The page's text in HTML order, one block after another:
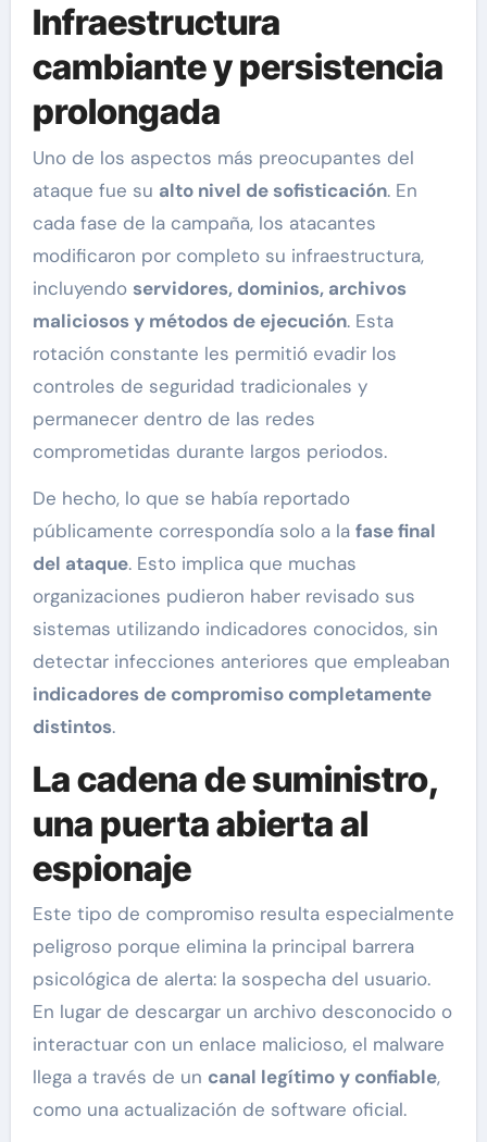
Infraestructura
cambiante y persistencia
prolongada
Uno de los aspectos más preocupantes del
ataque fue su alto nivel de sofisticación. En
cada fase de la campaña, los atacantes
modificaron por completo su infraestructura,
incluyendo servidores, dominios, archivos
maliciosos y métodos de ejecución. Esta
rotación constante les permitió evadir los
controles de seguridad tradicionales y
permanecer dentro de las redes
comprometidas durante largos periodos.
De hecho, lo que se había reportado
públicamente correspondía solo a la fase final
del ataque. Esto implica que muchas
organizaciones pudieron haber revisado sus
sistemas utilizando indicadores conocidos, sin
detectar infecciones anteriores que empleaban
indicadores de compromiso completamente
distintos.
La cadena de suministro,
una puerta abierta al
espionaje
Este tipo de compromiso resulta especialmente
peligroso porque elimina la principal barrera
psicológica de alerta: la sospecha del usuario.
En lugar de descargar un archivo desconocido o
interactuar con un enlace malicioso, el malware
llega a través de un canal legítimo y confiable,
como una actualización de software oficial.